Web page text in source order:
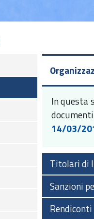
In questa
14/03/
Titolari di
Sanzioni